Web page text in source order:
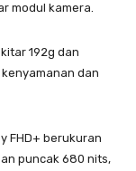
modul kamera.
192g dan
dan
FHD+ berukuran
puncak 680 nits,